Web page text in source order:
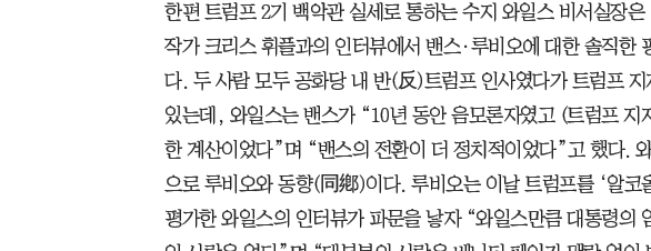
한편 트럼프 2기 백악관 실세로 통하는 수지 와일스 비서실장은
작가 크리스 휘플과의 인터뷰에서 밴스·루비오에 대한 솔직한
다. 두 사람 모두 공화당 내 반(反)트럼프 인사였다가 트럼프
있는데, 와일스는 밴스가 “10년 동안 음모론자였고 (트럼프 지
한 계산이었다”며 “밴스의 전환이 더 정치적이었다”고 했다.
으로 루비오와 동향(同鄕)이다. 루비오는 이날 트럼프를 ‘알코
평가한 와일스의 인터뷰가 파문을 낳자 “와일스만큼 대통령의